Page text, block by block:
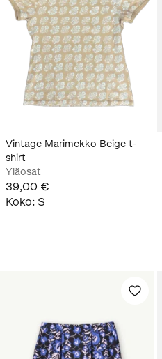
Vintage Marimekko Beige t-
shirt
Yläosat
39,00 €
Koko: S